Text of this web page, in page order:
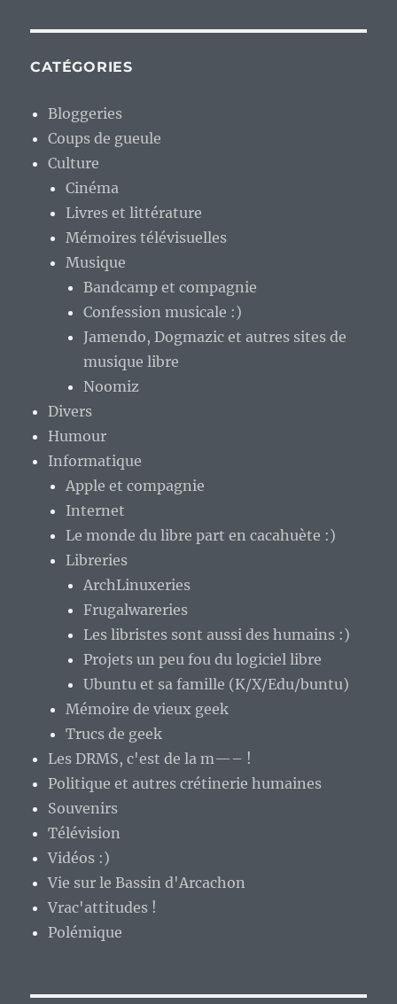
CATÉGORIES
Bloggeries
Coups de gueule
Culture
Cinéma
Livres et littérature
Mémoires télévisuelles
Musique
Bandcamp et compagnie
Confession musicale :)
Jamendo, Dogmazic et autres sites de
musique libre
Noomiz
Divers
Humour
Informatique
Apple et compagnie
Internet
Le monde du libre part en cacahuète :)
Libreries
ArchLinuxeries
Frugalwareries
Les libristes sont aussi des humains :)
Projets un peu fou du logiciel libre
Ubuntu et sa famille (K/X/Edu/buntu)
Mémoire de vieux geek
Trucs de geek
Les DRMS, c'est de la m—– !
Politique et autres crétinerie humaines
Souvenirs
Télévision
Vidéos :)
Vie sur le Bassin d'Arcachon
Vrac'attitudes !
Polémique